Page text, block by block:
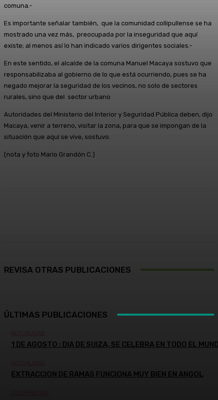
comuna.-
Es importante señalar también, que la comunidad collipullense se ha
mostrado una vez más, preocupada por la inseguridad que aquí
existe; al menos así lo han indicado varios dirigentes sociales.-
En este sentido, el alcalde de la comuna Manuel Macaya sostuvo que
responsabilizaba al gobierno de lo que está ocurriendo, pues se ha
negado mejorar la seguridad de los vecinos, no solo de sectores
rurales, sino que del sector urbano
Autoridades del Ministerio del Interior y Seguridad Pública deben, dijo
Macaya, venir a terreno, visitar la zona, para que se impongan de la
situación que aquí se vive, sostuvo.
(nota y foto Mario Grandón C.)
REVISA OTRAS PUBLICACIONES
ÚLTIMAS PUBLICACIONES
1 DE AGOSTO : DIA DE SUIZA, SE CELEBRA EN TODO EL
EXTRACCION DE RAMAS FUNCIONA MUY BIEN EN ANGOL